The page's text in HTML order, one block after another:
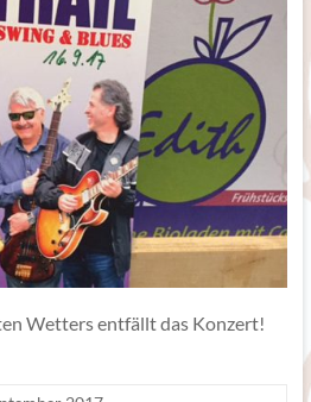
Wetters entfällt das Konzert!